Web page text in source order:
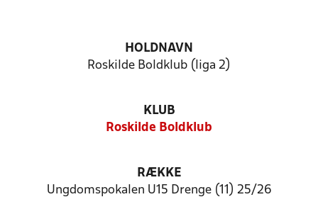
HOLDNAVN
Roskilde Boldklub (liga 2)
KLUB
Roskilde Boldklub
RÆKKE
Ungdomspokalen U15 Drenge (11) 25/26